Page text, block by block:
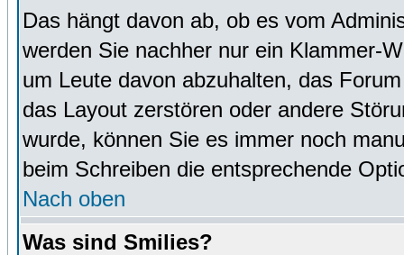
Das hängt davon ab, ob es vom
werden Sie nachher nur ein Klammer-
um Leute davon abzuhalten, das
das Layout zerstören oder andere
wurde, können Sie es immer noch
beim Schreiben die entsprechende
Nach oben
Was sind Smilies?